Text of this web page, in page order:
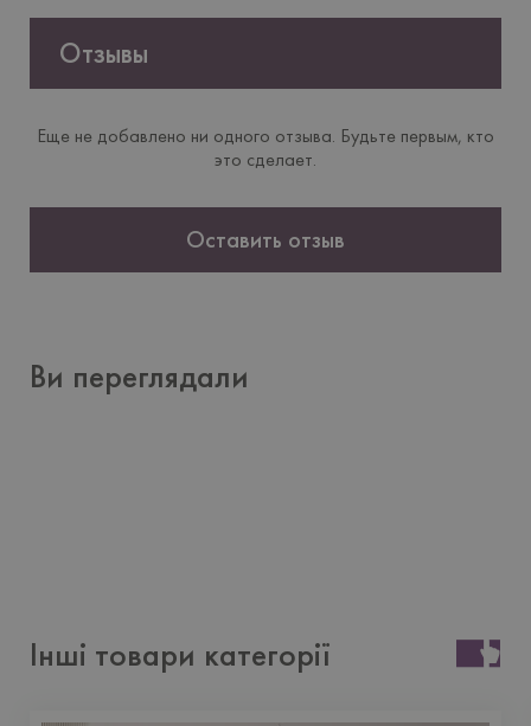
Отзывы
Еще не добавлено ни одного отзыва. Будьте первым, кто
это сделает.
Оставить отзыв
Ви переглядали
Інші товари категорії